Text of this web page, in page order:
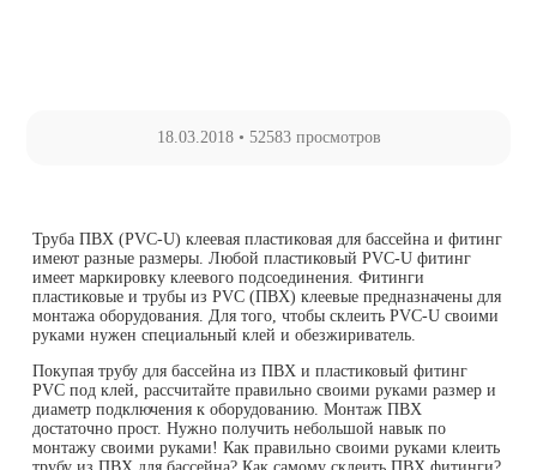
18.03.2018 • 52583 просмотров
Труба ПВХ (PVC-U) клеевая пластиковая для бассейна и фитинг
имеют разные размеры. Любой пластиковый PVC-U фитинг
имеет маркировку клеевого подсоединения. Фитинги
пластиковые и трубы из PVC (ПВХ) клеевые предназначены для
монтажа оборудования. Для того, чтобы склеить PVC-U своими
руками нужен специальный клей и обезжириватель.
Покупая трубу для бассейна из ПВХ и пластиковый фитинг
PVC под клей, рассчитайте правильно своими руками размер и
диаметр подключения к оборудованию. Монтаж ПВХ
достаточно прост. Нужно получить небольшой навык по
монтажу своими руками! Как правильно своими руками клеить